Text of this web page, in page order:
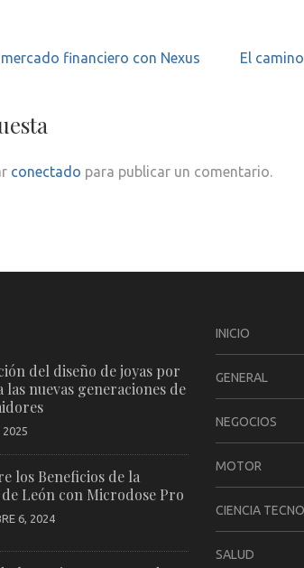
financiero con Nexus
El
conectado para publicar un comentario.
del diseño de joyas por
las nuevas generaciones de
2025
los Beneficios de la
León con Microdose Pro
6, 2024
INICIO
GENERAL
NEGOCIOS
MOTOR
CIENCIA
SALUD